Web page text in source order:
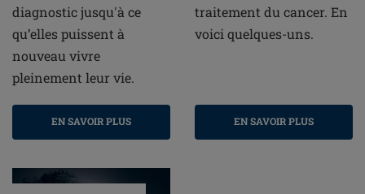
diagnostic jusqu'à ce
qu’elles puissent à
nouveau vivre
pleinement leur vie.
EN SAVOIR PLUS
traitement du cancer. En
voici quelques-uns.
EN SAVOIR PLUS